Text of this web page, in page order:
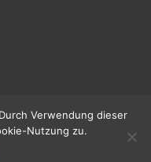
Verwendung dieser
Nutzung zu.